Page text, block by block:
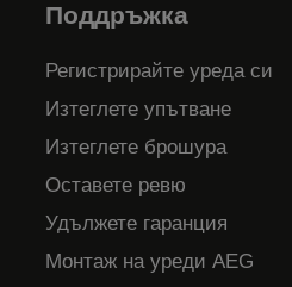
Поддръжка
Регистрирайте уреда си
Изтеглете упътване
Изтеглете брошура
Оставете ревю
Удължете гаранция
Монтаж на уреди AEG